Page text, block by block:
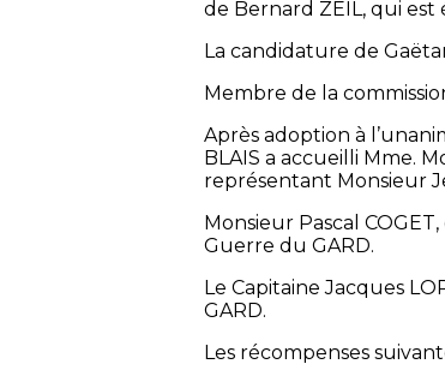
de Bernard ZEIL, qui
La candidature de
Membre de la
Après adoption à
BLAIS a accueilli Mme.
représentant Monsieur
Monsieur Pascal
Guerre du GARD.
Le Capitaine Jacques
GARD.
Les récompenses